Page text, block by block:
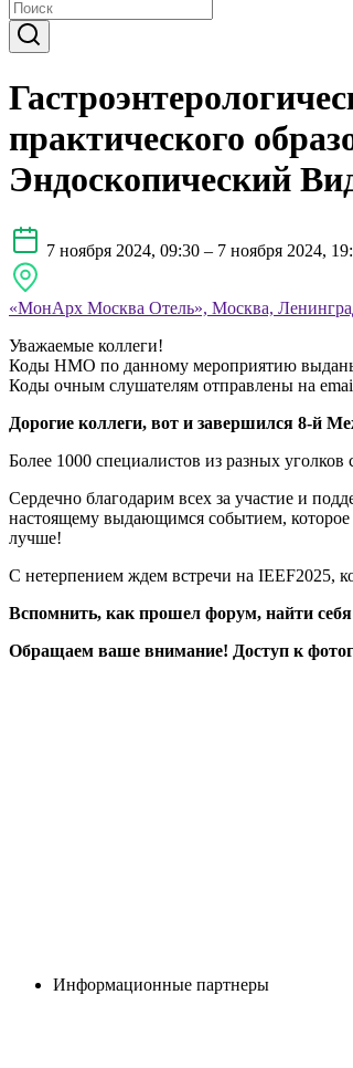
практического
Эндоскопический
7 ноября 2024, 09:30 – 7 ноября 2024,
«МонАрх Москва Отель», Москва,
Уважаемые коллеги!
Коды НМО по данному мероприятию
Коды очным слушателям отправлены на
Дорогие коллеги, вот и завершился 8-й
Более 1000 специалистов из разных
Сердечно благодарим всех за участие и
настоящему выдающимся событием, которое
лучше!
С нетерпением ждем встречи на IEEF2025,
Вспомнить, как прошел форум, найти
Обращаем ваше внимание! Доступ к
Информационные партнеры